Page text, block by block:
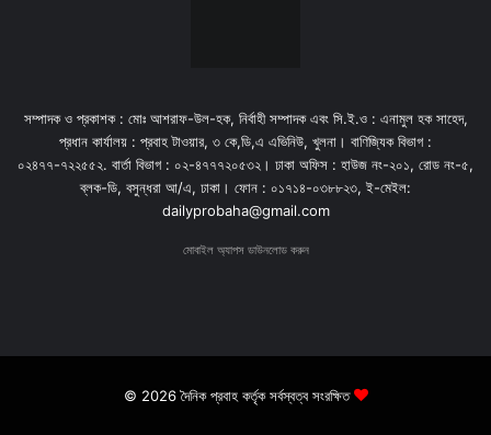
সম্পাদক ও প্রকাশক : মোঃ আশরাফ-উল-হক, নির্বাহী সম্পাদক এবং সি.ই.ও : এনামুল হক সাহেদ,
প্রধান কার্যালয় : প্রবাহ টাওয়ার, ৩ কে,ডি,এ এভিনিউ, খুলনা। বাণিজ্যিক বিভাগ :
০২৪৭৭-৭২২৫৫২. বার্তা বিভাগ : ০২-৪৭৭৭২০৫৩২। ঢাকা অফিস : হাউজ নং-২০১, রোড নং-৫,
ব্লক-ডি, বসুন্ধরা আ/এ, ঢাকা। ফোন : ০১৭১৪-০৩৮৮২৩, ই-মেইল:
dailyprobaha@gmail.com
মোবাইল অ্যাপস ডাউনলোড করুন
© 2026 দৈনিক প্রবাহ কর্তৃক সর্বস্বত্ব সংরক্ষিত